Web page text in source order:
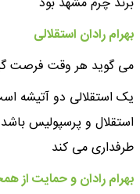
بهرام رادان استقلالی
می گوید هر وقت فرصت
یک استقلالی دو آتیشه
استقلال و پرسپولیس
طرفداری می کند
بهرام رادان و حمایت از